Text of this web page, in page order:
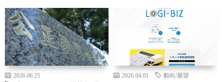
2026.06.25
2026.04.01 動向/展望